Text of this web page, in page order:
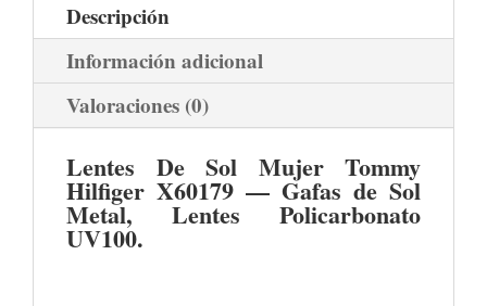
Descripción
Información adicional
Valoraciones (0)
Lentes De Sol Mujer Tommy
Hilfiger X60179 — Gafas de Sol
Metal, Lentes Policarbonato
UV100.